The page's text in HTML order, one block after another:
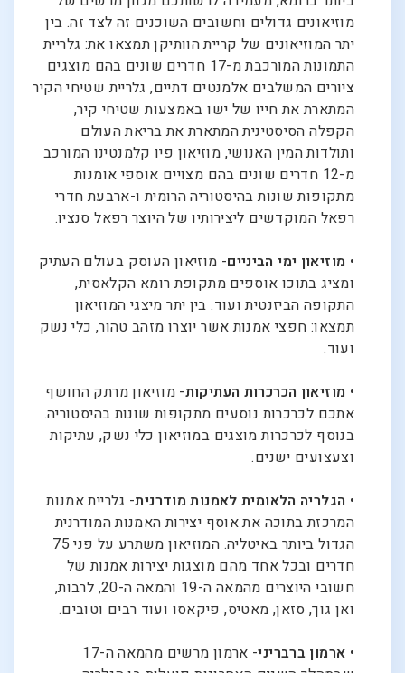
מוזיאונים גדולים וחשובים השוכנים זה לצד זה. בין
יתר המוזיאונים של קריית הוותיקן תמצאו את: גלריית
התמונות המורכבת מ-17 חדרים שונים בהם מוצגים
ציורים המשלבים אלמנטים דתיים, גלריית שטיחי הקיר
המתארת את חייו של ישו באמצעות שטיחי קיר,
הקפלה הסיסטינית המתארת את בריאת העולם
ותולדות המין האנושי, מוזיאון פיו קלמנטינו המורכב
מ-12 חדרים שונים בהם מצויים אוספי אומנות
מתקופות שונות בהיסטוריה הרומית ו-ארבעת חדרי
רפאל המוקדשים ליצירותיו של היוצר רפאל סנציו.
• מוזיאון ימי הביניים- מוזיאון העוסק בעולם העתיק
ומציג בתוכו אוספים מתקופת רומא הקלאסית,
התקופה הביזנטית ועוד. בין יתר מיצגי המוזיאון
תמצאו: חפצי אמנות אשר יוצרו מזהב טהור, כלי נשק
ועוד.
• מוזיאון הכרכרות העתיקות- מוזיאון מרתק החושף
אתכם לכרכרות נוסעים מתקופות שונות בהיסטוריה.
בנוסף לכרכרות מוצגים במוזיאון כלי נשק, עתיקות
וצעצועים ישנים.
• הגלריה הלאומית לאמנות מודרנית- גלריית אמנות
המרכזת בתוכה את אוסף יצירות האמנות המודרנית
הגדול ביותר באיטליה. המוזיאון משתרע על פני 75
חדרים ובכל אחד מהם מוצגות יצירות אמנות של
חשובי היוצרים מהמאה ה-19 והמאה ה-20, לרבות,
ואן גוך, סזאן, מאטיס, פיקאסו ועוד רבים וטובים.
• ארמון ברבריני
- ארמון מרשים מהמאה ה-17